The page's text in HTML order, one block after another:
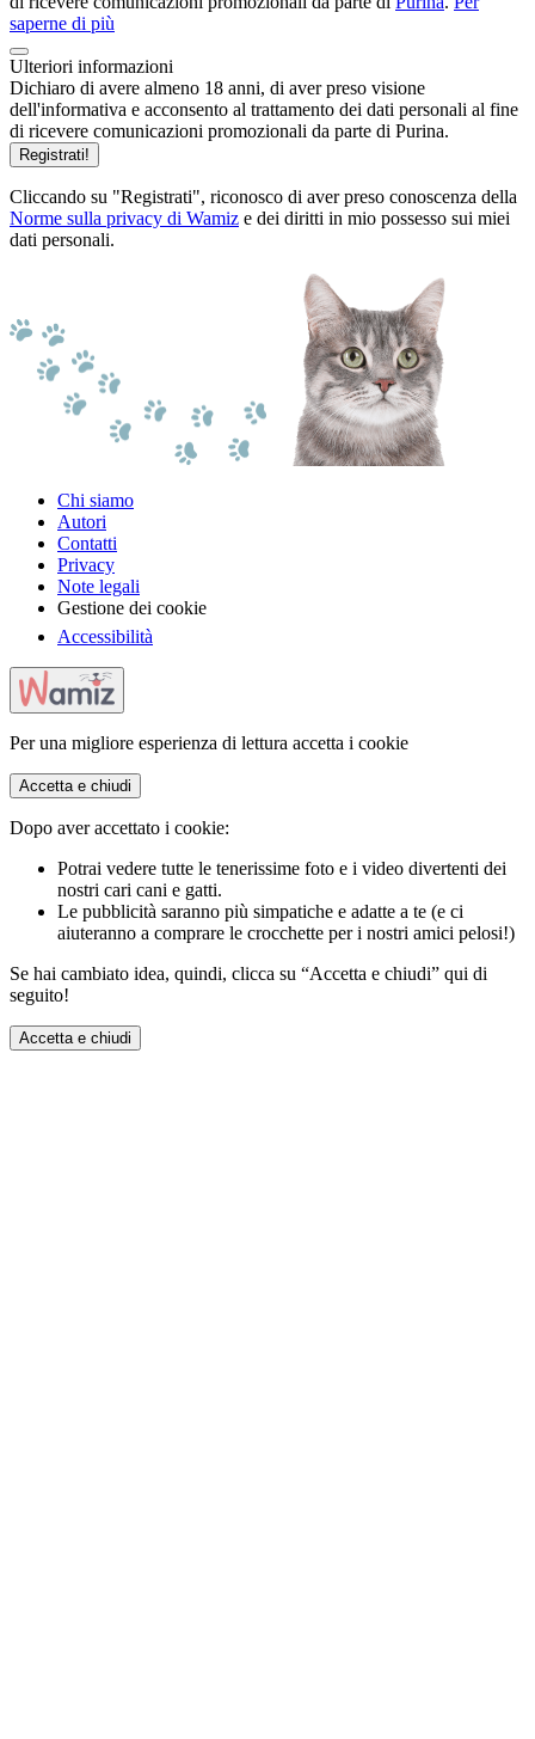
saperne di più
Ulteriori informazioni
Dichiaro di avere almeno 18 anni, di aver preso visione
dell'informativa e acconsento al trattamento dei dati personali al fine
di ricevere comunicazioni promozionali da parte di Purina.
Registrati!
Cliccando su "Registrati", riconosco di aver preso conoscenza della
Norme sulla privacy di Wamiz e dei diritti in mio possesso sui miei
dati personali.
Chi siamo
Autori
Contatti
Privacy
Note legali
Gestione dei cookie
Accessibilità
Per una migliore esperienza di lettura accetta i cookie
Accetta e chiudi
Dopo aver accettato i cookie:
Potrai vedere tutte le tenerissime foto e i video divertenti dei
nostri cari cani e gatti.
Le pubblicità saranno più simpatiche e adatte a te (e ci
aiuteranno a comprare le crocchette per i nostri amici pelosi!)
Se hai cambiato idea, quindi, clicca su “Accetta e chiudi” qui di
seguito!
Accetta e chiudi